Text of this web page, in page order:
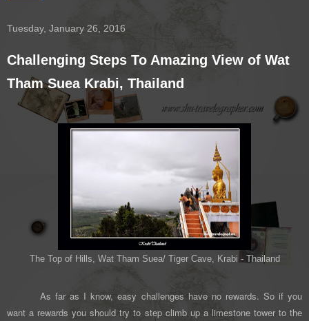
Tuesday, January 26, 2016
Challenging Steps To Amazing View of Wat
Tham Suea Krabi, Thailand
The Top of Hills, Wat Tham Suea/ Tiger Cave, Krabi - Thailand
As far as I know, easy challenges have no rewards. So if you
want a rewards you should try to step climb up a limestone towerto the